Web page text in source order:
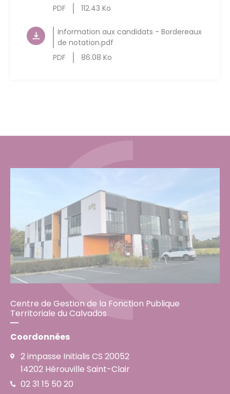
PDF
112.43 Ko
Information aux candidats - Bordereaux
de notation.pdf
PDF
86.08 Ko
Centre de Gestion de la Fonction Publique
Territoriale du Calvados
Coordonnées
2 impasse Initialis CS 20052
14202 Hérouville Saint-Clair
02 31 15 50 20